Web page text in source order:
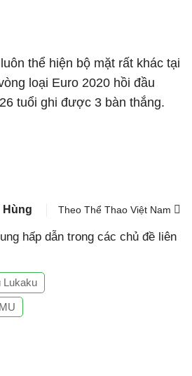
thể hiện bộ mặt rất khác tại
loại Euro 2020 hồi đầu
tuổi ghi được 3 bàn thắng.
Hùng Theo Thể Thao Việt Nam
hấp dẫn trong các chủ đề liên
Lukaku